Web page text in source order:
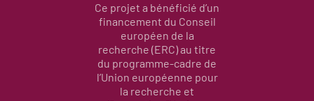
Ce projet a bénéficié d’un
financement du Conseil
européen de la
recherche (ERC) au titre
du programme-cadre de
l’Union européenne pour
la recherche et